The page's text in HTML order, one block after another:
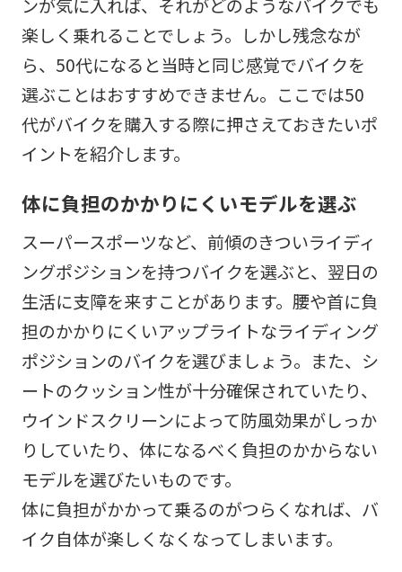
ンが気に入れば、それがどのようなバイクでも
楽しく乗れることでしょう。しかし残念なが
ら、50代になると当時と同じ感覚でバイクを
選ぶことはおすすめできません。ここでは50
代がバイクを購入する際に押さえておきたいポ
イントを紹介します。
体に負担のかかりにくいモデルを選ぶ
スーパースポーツなど、前傾のきついライディ
ングポジションを持つバイクを選ぶと、翌日の
生活に支障を来すことがあります。腰や首に負
担のかかりにくいアップライトなライディング
ポジションのバイクを選びましょう。また、シ
ートのクッション性が十分確保されていたり、
ウインドスクリーンによって防風効果がしっか
りしていたり、体になるべく負担のかからない
モデルを選びたいものです。
体に負担がかかって乗るのがつらくなれば、バ
イク自体が楽しくなくなってしまいます。